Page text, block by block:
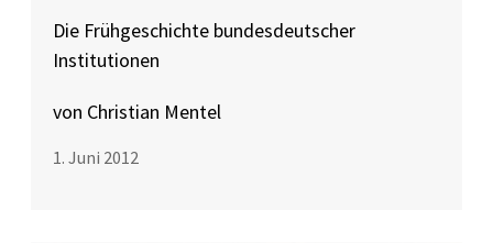
Die Frühgeschichte bundesdeutscher
Institutionen
von Christian Mentel
1. Juni 2012